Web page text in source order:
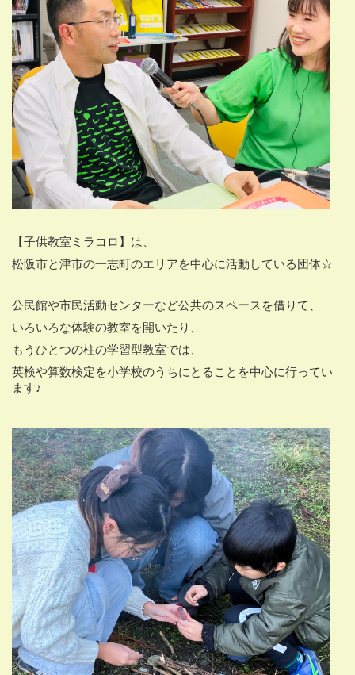
【子供教室ミラコロ】は、
松阪市と津市の一志町のエリアを中心に活動している団体☆
公民館や市民活動センターなど公共のスペースを借りて、
いろいろな体験の教室を開いたり、
もうひとつの柱の学習型教室では、
英検や算数検定を小学校のうちにとることを中心に行ってい
ます♪